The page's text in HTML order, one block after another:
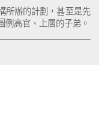
所辦的計劃，甚至是先
例高官、上層的子弟。